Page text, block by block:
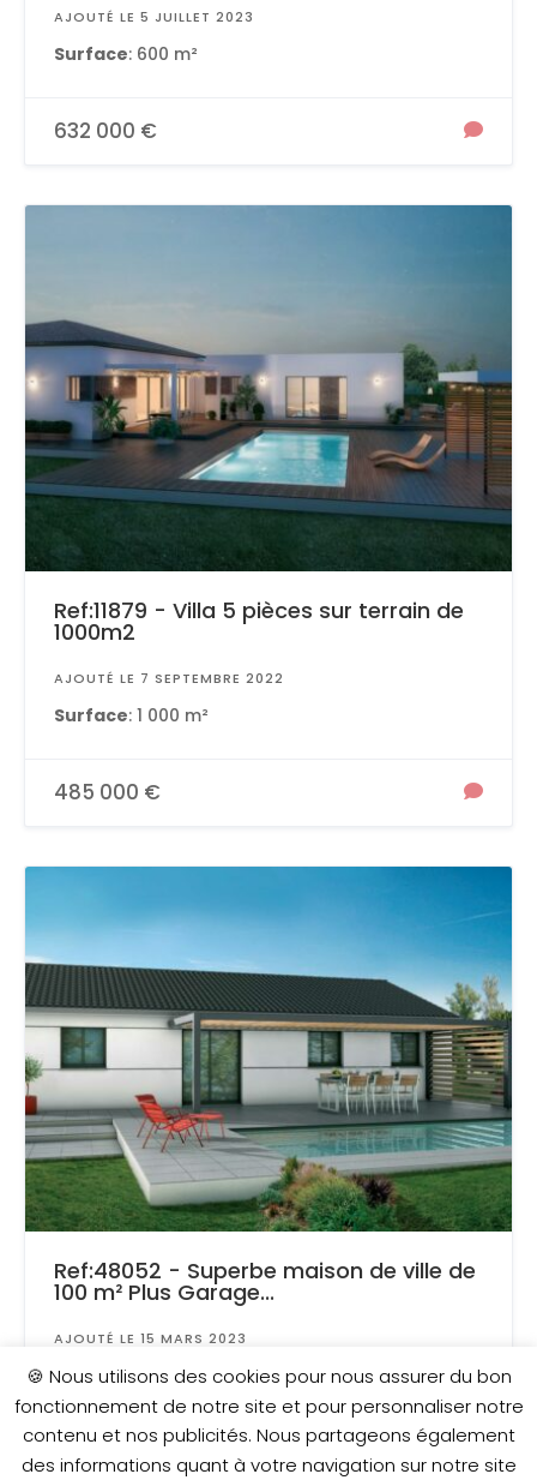
AJOUTÉ LE 5 JUILLET 2023
Surface: 600 m²
632 000 €
Ref:11879 - Villa 5 pièces sur terrain de
1000m2
AJOUTÉ LE 7 SEPTEMBRE 2022
Surface: 1 000 m²
485 000 €
Ref:48052 - Superbe maison de ville de
100 m² Plus Garage...
AJOUTÉ LE 15 MARS 2023
Surface: 652 m²
208 500 €
🍪 Nous utilisons des cookies pour nous assurer du bon
fonctionnement de notre site et pour personnaliser notre
contenu et nos publicités. Nous partageons également
des informations quant à votre navigation sur notre site